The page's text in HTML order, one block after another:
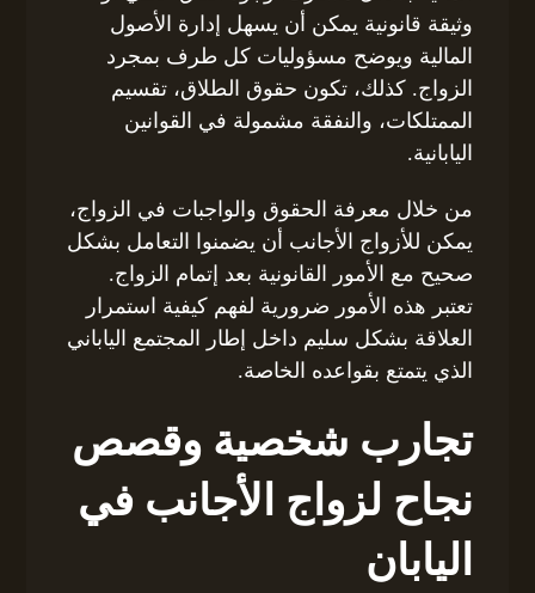
وثيقة قانونية يمكن أن يسهل إدارة الأصول
المالية ويوضح مسؤوليات كل طرف بمجرد
الزواج. كذلك، تكون حقوق الطلاق، تقسيم
الممتلكات، والنفقة مشمولة في القوانين
اليابانية.
من خلال معرفة الحقوق والواجبات في الزواج،
يمكن للأزواج الأجانب أن يضمنوا التعامل بشكل
صحيح مع الأمور القانونية بعد إتمام الزواج.
تعتبر هذه الأمور ضرورية لفهم كيفية استمرار
العلاقة بشكل سليم داخل إطار المجتمع الياباني
الذي يتمتع بقواعده الخاصة.
تجارب شخصية وقصص
نجاح لزواج الأجانب في
اليابان